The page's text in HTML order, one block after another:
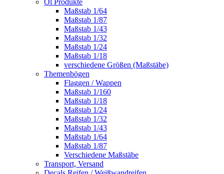
Öl Produkte
Maßstab 1/64
Maßstab 1/87
Maßstab 1/43
Maßstab 1/32
Maßstab 1/24
Maßstab 1/18
verschiedene Größen (Maßstäbe)
Themenbögen
Flaggen / Wappen
Maßstab 1/160
Maßstab 1/18
Maßstab 1/24
Maßstab 1/32
Maßstab 1/43
Maßstab 1/64
Maßstab 1/87
Verschiedene Maßstäbe
Transport, Versand